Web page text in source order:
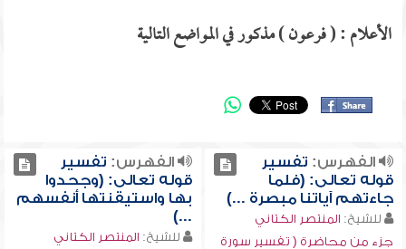
الأعلام : ( فرعون ) مذكور في المواضع التالية
الفهرس: تفسير
قوله تعالى: (فلما
جاءتهم آياتنا مبصرة ...)
للشيخ: المنتصر الكتاني
جزء من محاضرة ( تفسير سورة
الفهرس: تفسير
قوله تعالى: (وجحدوا
بها واستيقنتها أنفسهم
...)
للشيخ: المنتصر الكتاني